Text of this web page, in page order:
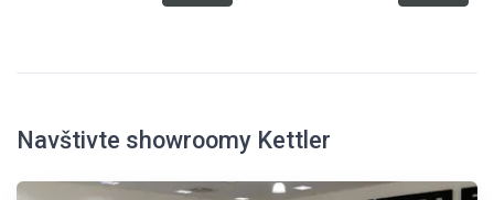
Navštivte showroomy Kettler